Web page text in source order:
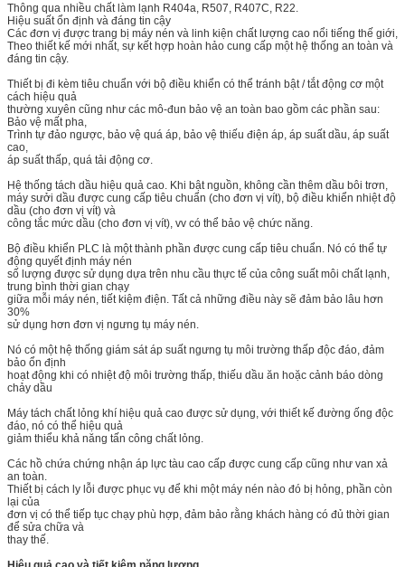
Thông qua nhiều chất làm lạnh R404a, R507, R407C, R22.
Hiệu suất ổn định và đáng tin cậy
Các đơn vị được trang bị máy nén và linh kiện chất lượng cao nổi tiếng thế giới,
Theo thiết kế mới nhất, sự kết hợp hoàn hảo cung cấp một hệ thống an toàn và
đáng tin cậy.
Thiết bị đi kèm tiêu chuẩn với bộ điều khiển có thể tránh bật / tắt động cơ một
cách hiệu quả
thường xuyên cũng như các mô-đun bảo vệ an toàn bao gồm các phần sau:
Bảo vệ mất pha,
Trình tự đảo ngược, bảo vệ quá áp, bảo vệ thiếu điện áp, áp suất dầu, áp suất
cao,
áp suất thấp, quá tải động cơ.
Hệ thống tách dầu hiệu quả cao. Khi bật nguồn, không cần thêm dầu bôi trơn,
máy sưởi dầu được cung cấp tiêu chuẩn (cho đơn vị vít), bộ điều khiển nhiệt độ
dầu (cho đơn vị vít) và
công tắc mức dầu (cho đơn vị vít), vv có thể bảo vệ chức năng.
Bộ điều khiển PLC là một thành phần được cung cấp tiêu chuẩn. Nó có thể tự
động quyết định máy nén
số lượng được sử dụng dựa trên nhu cầu thực tế của công suất môi chất lạnh,
trung bình thời gian chạy
giữa mỗi máy nén, tiết kiệm điện. Tất cả những điều này sẽ đảm bảo lâu hơn
30%
sử dụng hơn đơn vị ngưng tụ máy nén.
Nó có một hệ thống giám sát áp suất ngưng tụ môi trường thấp độc đáo, đảm
bảo ổn định
hoạt động khi có nhiệt độ môi trường thấp, thiếu dầu ăn hoặc cảnh báo dòng
chảy dầu
Máy tách chất lỏng khí hiệu quả cao được sử dụng, với thiết kế đường ống độc
đáo, nó có thể hiệu quả
giảm thiểu khả năng tấn công chất lỏng.
Các hồ chứa chứng nhận áp lực tàu cao cấp được cung cấp cũng như van xả
an toàn.
Thiết bị cách ly lỗi được phục vụ để khi một máy nén nào đó bị hỏng, phần còn
lại của
đơn vị có thể tiếp tục chạy phù hợp, đảm bảo rằng khách hàng có đủ thời gian
để sửa chữa và
thay thế.